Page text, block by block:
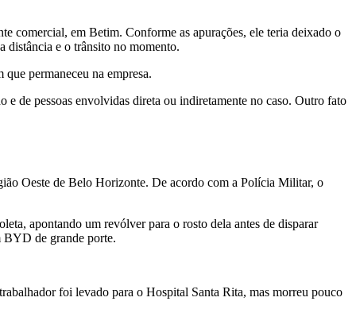
comercial, em Betim. Conforme as apurações, ele teria deixado o
distância e o trânsito no momento.
permaneceu na empresa.
de pessoas envolvidas direta ou indiretamente no caso. Outro fato
Oeste de Belo Horizonte. De acordo com a Polícia Militar, o
apontando um revólver para o rosto dela antes de disparar
BYD de grande porte.
foi levado para o Hospital Santa Rita, mas morreu pouco